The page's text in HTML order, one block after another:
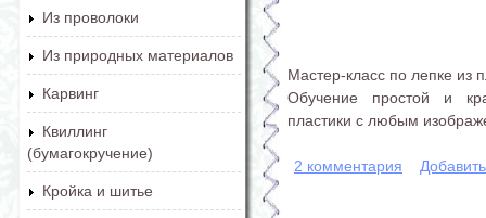
Из проволоки
Из природных материалов
Карвинг
Квиллинг
(бумагокручение)
Кройка и шитье
Мастер-класс по лепке из
Обучение простой и
пластики с любым
2 комментария